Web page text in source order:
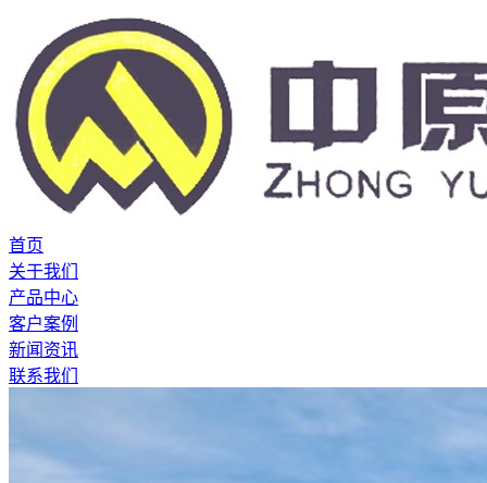
首页
关于我们
产品中心
客户案例
新闻资讯
联系我们